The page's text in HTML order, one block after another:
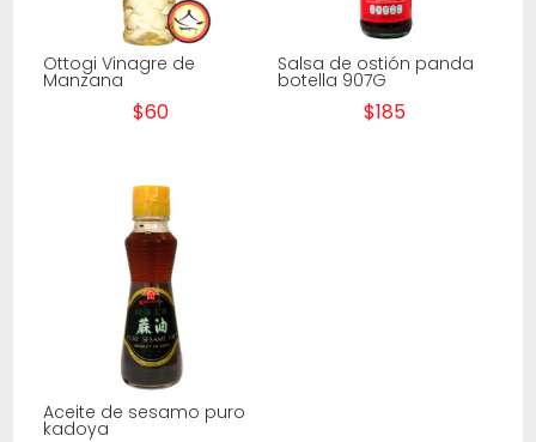
Ottogi Vinagre de
Manzana
$60
Salsa de ostión panda
botella 907G
$185
Aceite de sesamo puro
kadoya